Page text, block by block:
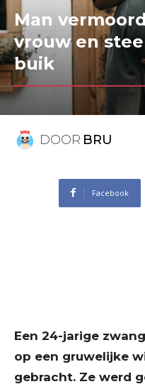
Man
vrouw en
buik
DOOR BRU
Facebook
Een 24-jarige
op een gruwelijke
gebracht. Ze werd